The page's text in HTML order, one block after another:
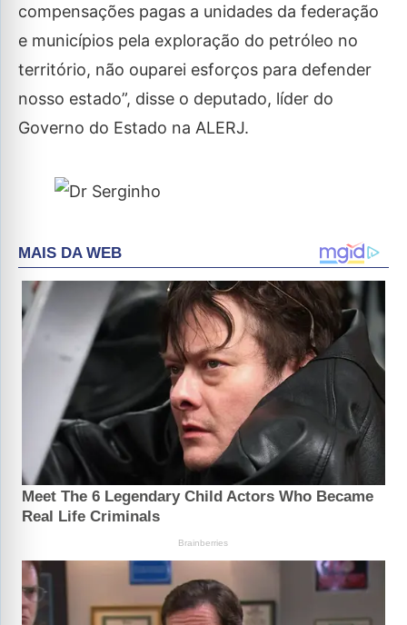
compensações pagas a unidades da federação
e municípios pela exploração do petróleo no
território, não ouparei esforços para defender
nosso estado”, disse o deputado, líder do
Governo do Estado na ALERJ.